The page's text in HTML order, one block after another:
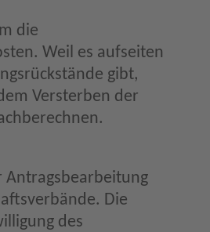
die
Weil es aufseiten
gibt,
Versterben der
Antragsbearbeitung
Die
des